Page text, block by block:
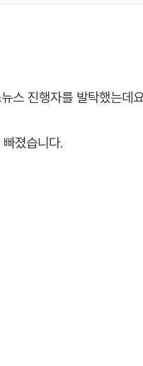
스 진행자를 발탁했는데
졌습니다.